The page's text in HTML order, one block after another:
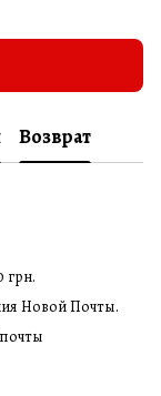
Возврат
грн.
Новой Почты.